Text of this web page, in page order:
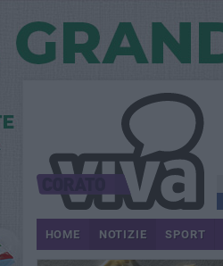
HOME NOTIZIE SPORT